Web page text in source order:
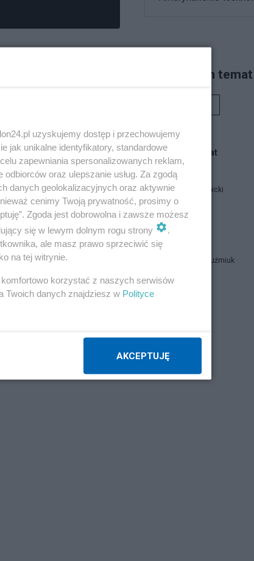
Piszą na ten temat
Blogi na ten temat
Jan Filip Libicki
Zbigniew Kuźmiuk
uzyskujemy dostęp i przechowujemy
jak unikalne identyfikatory, standardowe
zapewniania spersonalizowanych reklam,
oraz ulepszanie usług. Za zgodą
danych geolokalizacyjnych oraz aktywnie
cenimy Twoją prywatność, prosimy o
Zgoda jest dobrowolna i zawsze możesz
się w lewym dolnym rogu strony
.
ale masz prawo sprzeciwić się
na tej witrynie.
korzystać z naszych serwisów
Twoich danych znajdziesz w Polityce
AKCEPTUJĘ